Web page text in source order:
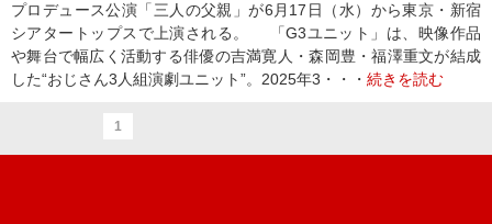
プロデュース公演「三人の父親」が6月17日（水）から東京・新宿
シアタートップスで上演される。 「G3ユニット」は、映像作品
や舞台で幅広く活動する俳優の吉満寛人・森岡豊・福澤重文が結成
した“おじさん3人組演劇ユニット”。2025年3・・・ 続きを読む
1